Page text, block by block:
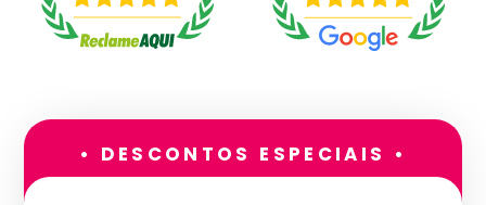
• DESCONTOS ESPECIAIS •